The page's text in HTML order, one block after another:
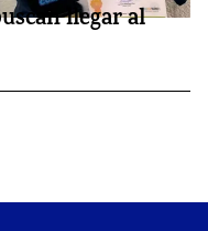
llegar al